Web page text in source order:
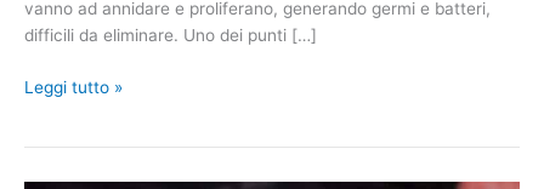
vanno ad annidare e proliferano, generando germi e batteri,
difficili da eliminare. Uno dei punti […]
Come
Leggi tutto »